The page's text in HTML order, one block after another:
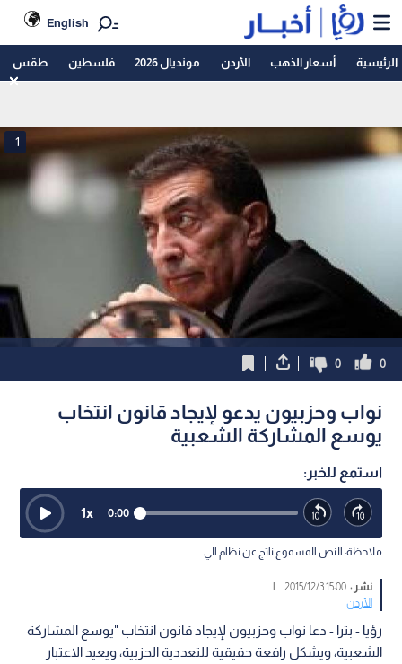
English
الرئيسية أسعار الذهب الأردن مونديال 2026 فلسطين طقس
1
0
0
نواب وحزبيون يدعو لإيجاد قانون انتخاب
يوسع المشاركة الشعبية
استمع للخبر:
0:00
1x
ملاحظة: النص المسموع ناتج عن نظام آلي
نشر :15:00 2015/12/3
|
الأردن
رؤيا - بترا - دعا نواب وحزبيون لإيجاد قانون انتخاب "يوسع المشاركة
الشعبية، ويشكل رافعة حقيقية للتعددية الحزبية، ويعيد الاعتبار